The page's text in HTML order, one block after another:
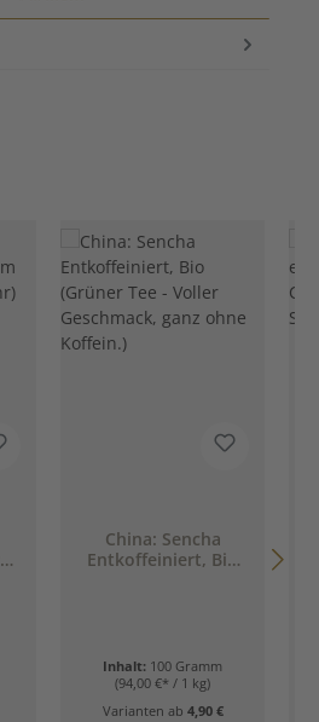
China: Sencha
Entkoffeiniert, Bio
Inhalt: 100 Gramm
(94,00 €* / 1 kg)
Varianten ab 4,90 €